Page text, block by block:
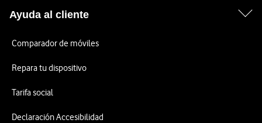
Ayuda al cliente
Comparador de móviles
Repara tu dispositivo
Tarifa social
Declaración Accesibilidad